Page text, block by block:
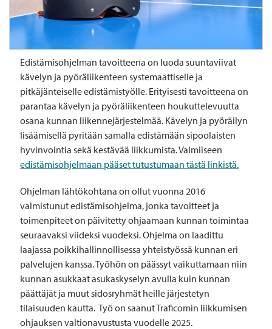
Edistämisohjelman tavoitteena on luoda suuntaviivat
kävelyn ja pyöräliikenteen systemaattiselle ja
pitkäjänteiselle edistämistyölle. Erityisesti tavoitteena on
parantaa kävelyn ja pyöräliikenteen houkuttelevuutta
osana kunnan liikennejärjestelmää. Kävelyn ja pyöräilyn
lisäämisellä pyritään samalla edistämään sipoolaisten
hyvinvointia sekä kestävää liikkumista. Valmiiseen
edistämisohjelmaan pääset tutustumaan tästä linkistä.
Ohjelman lähtökohtana on ollut vuonna 2016
valmistunut edistämisohjelma, jonka tavoitteet ja
toimenpiteet on päivitetty ohjaamaan kunnan toimintaa
seuraavaksi viideksi vuodeksi. Ohjelma on laadittu
laajassa poikkihallinnollisessa yhteistyössä kunnan eri
palvelujen kanssa. Työhön on päässyt vaikuttamaan niin
kunnan asukkaat asukaskyselyn avulla kuin kunnan
päättäjät ja muut sidosryhmät heille järjestetyn
tilaisuuden kautta. Työ on saanut Traficomin liikkumisen
ohjauksen valtionavustusta vuodelle 2025.